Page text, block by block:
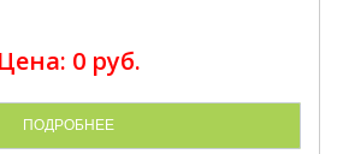
Цена: 0 руб.
ПОДРОБНЕЕ